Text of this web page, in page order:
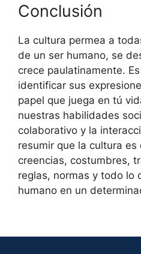
Conclusión
La cultura permea a
de un ser humano, se
crece paulatinamente.
identificar sus
papel que juega en tú
nuestras habilidades
colaborativo y la
resumir que la cultura es
creencias, costumbres,
reglas, normas y todo lo
humano en un